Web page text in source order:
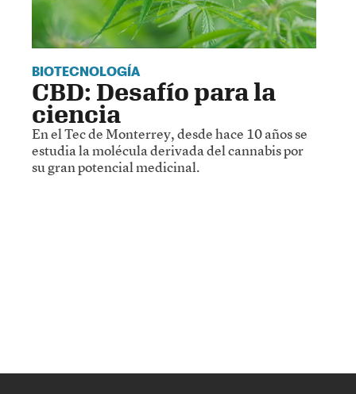
BIOTECNOLOGÍA
CBD: Desafío para la
ciencia
En el Tec de Monterrey, desde hace 10 años se
estudia la molécula derivada del cannabis por
su gran potencial medicinal.